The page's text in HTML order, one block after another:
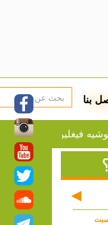
بنا
إما التهجير أو